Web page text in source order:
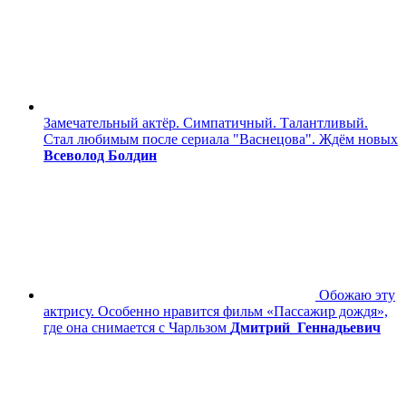
Замечательный актёр. Симпатичный. Талантливый.
Стал любимым после сериала "Васнецова". Ждём новых
Всеволод Болдин
Обожаю эту
актрису. Особенно нравится фильм «Пассажир дождя»,
где она снимается с Чарльзом Дмитрий_Геннадьевич